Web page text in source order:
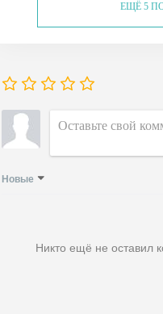
ЕЩЁ 5
Новые
Никто ещё не оставил